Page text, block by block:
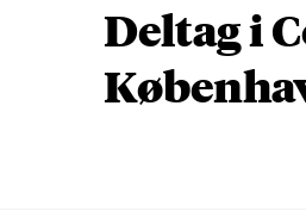
Deltag i